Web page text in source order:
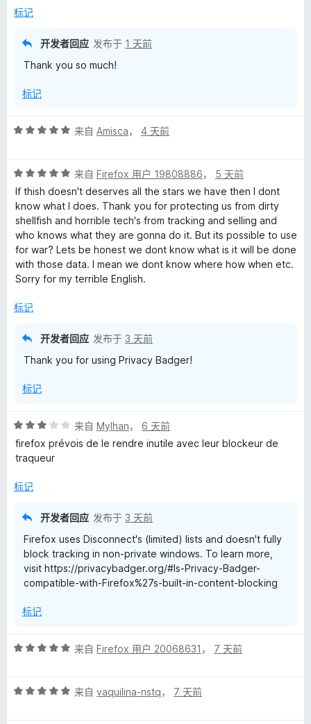
标记
开发者回应 发布于 1 天前
Thank you so much!
标记
评
/
5
来自 Amisca， 4 天前
评
分
5
/
5
来自 Firefox 用户 19808886， 5 天前
If thish doesn't deserves all the stars we have then I dont
know what I does. Thank you for protecting us from dirty
shellfish and horrible tech's from tracking and selling and
who knows what they are gonna do it. But its possible to use
for war? Lets be honest we dont know what is it will be done
with those data. I mean we dont know where how when etc.
Sorry for my terrible English.
标记
开发者回应 发布于 3 天前
Thank you for using Privacy Badger!
标记
评
分
3
5
来自 Mylhan， 6 天前
firefox prévois de le rendre inutile avec leur blockeur de
traqueur
标记
开发者回应 发布于 3 天前
Firefox uses Disconnect's (limited) lists and doesn't fully
block tracking in non-private windows. To learn more,
visit https://privacybadger.org/#Is-Privacy-Badger-
compatible-with-Firefox%27s-built-in-content-blocking
标记
评
/
来自 Firefox 用户 20068631 ， 7 天前
评
来自 vaquilina-nstq， 7 天前